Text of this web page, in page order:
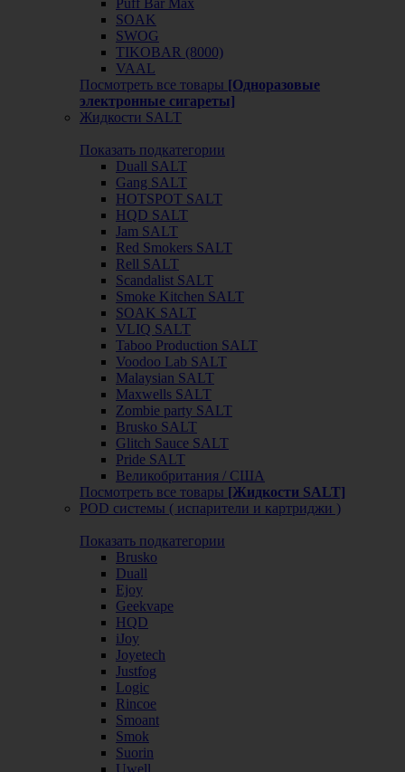
SOAK
SWOG
TIKOBAR (8000)
VAAL
Посмотреть все товары [Одноразовые
электронные сигареты]
Жидкости SALT
Показать подкатегории
Duall SALT
Gang SALT
HOTSPOT SALT
HQD SALT
Jam SALT
Red Smokers SALT
Rell SALT
Scandalist SALT
Smoke Kitchen SALT
SOAK SALT
VLIQ SALT
Taboo Production SALT
Voodoo Lab SALT
Malaysian SALT
Maxwells SALT
Zombie party SALT
Brusko SALT
Glitch Sauce SALT
Pride SALT
Великобритания / США
Посмотреть все товары [Жидкости SALT]
POD системы ( испарители и картриджи )
Показать подкатегории
Brusko
Duall
Ejoy
Geekvape
HQD
iJoy
Joyetech
Justfog
Logic
Rincoe
Smoant
Smok
Suorin
Uwell